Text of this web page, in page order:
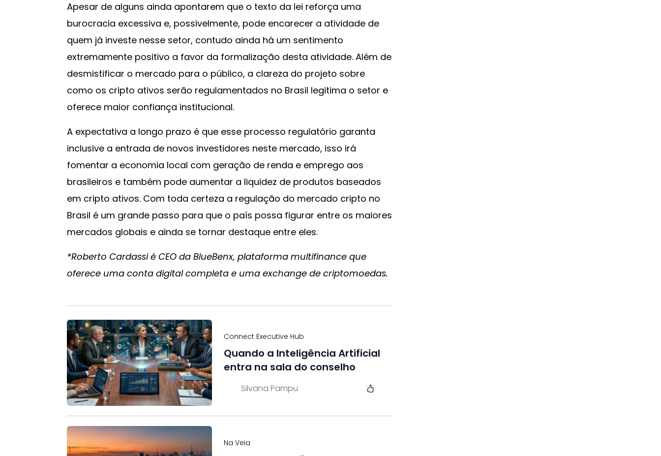
Apesar de alguns ainda apontarem que o texto da lei reforça uma
burocracia excessiva e, possivelmente, pode encarecer a atividade de
quem já investe nesse setor, contudo ainda há um sentimento
extremamente positivo a favor da formalização desta atividade. Além de
desmistificar o mercado para o público, a clareza do projeto sobre
como os cripto ativos serão regulamentados no Brasil legitima o setor e
oferece maior confiança institucional.
A expectativa a longo prazo é que esse processo regulatório garanta
inclusive a entrada de novos investidores neste mercado, isso irá
fomentar a economia local com geração de renda e emprego aos
brasileiros e também pode aumentar a liquidez de produtos baseados
em cripto ativos. Com toda certeza a regulação do mercado cripto no
Brasil é um grande passo para que o país possa figurar entre os maiores
mercados globais e ainda se tornar destaque entre eles.
*Roberto Cardassi é CEO da BlueBenx, plataforma multifinance que
oferece uma conta digital completa e uma exchange de criptomoedas.
Connect Executive Hub
Quando a Inteligência Artificial
entra na sala do conselho
Silvana Pampu
Na Veia